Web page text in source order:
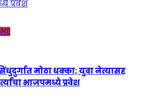
मोठा धक्का; युवा नेत्यासह
भाजपमध्ये प्रवेश